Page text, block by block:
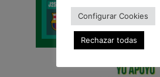
Configurar Cookies
Rechazar todas